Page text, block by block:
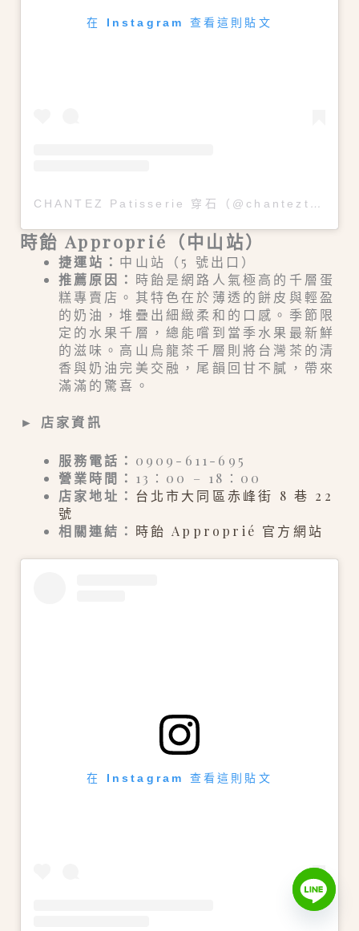
在 Instagram 查看這則貼文
CHANTEZ Patisserie 穿石（@chanteztaipei）分享的貼文
時飴 Approprié（中山站）
捷運站： 中山站（5 號出口）
推薦原因： 時飴是網路人氣極高的千層蛋
糕專賣店。其特色在於薄透的餅皮與輕盈
的奶油，堆疊出細緻柔和的口感。季節限
定的水果千層，總能嚐到當季水果最新鮮
的滋味。高山烏龍茶千層則將台灣茶的清
香與奶油完美交融，尾韻回甘不膩，帶來
滿滿的驚喜。
► 店家資訊
服務電話： 0909-611-695
營業時間： 13：00 – 18：00
店家地址： 台北市大同區赤峰街 8 巷 22
號
相關連結： 時飴 Approprié 官方網站
在 Instagram 查看這則貼文